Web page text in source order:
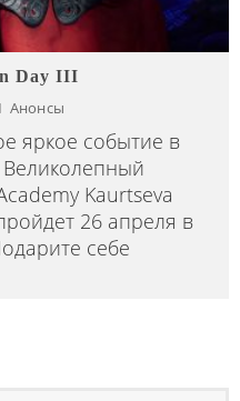
Day III
Анонсы
яркое событие в
Kaurtseva
26 апреля в
себе